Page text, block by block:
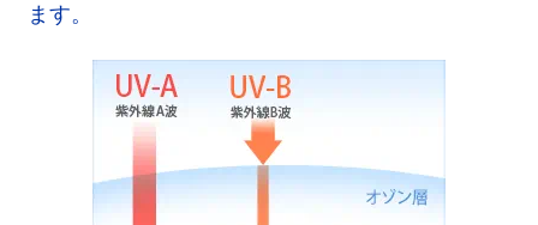
ます。